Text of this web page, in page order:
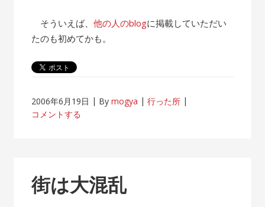
そういえば、他の人のblogに掲載していただい
たのも初めてかも。
2006年6月19日 Bymogya
行った所
コメントする
街は大混乱